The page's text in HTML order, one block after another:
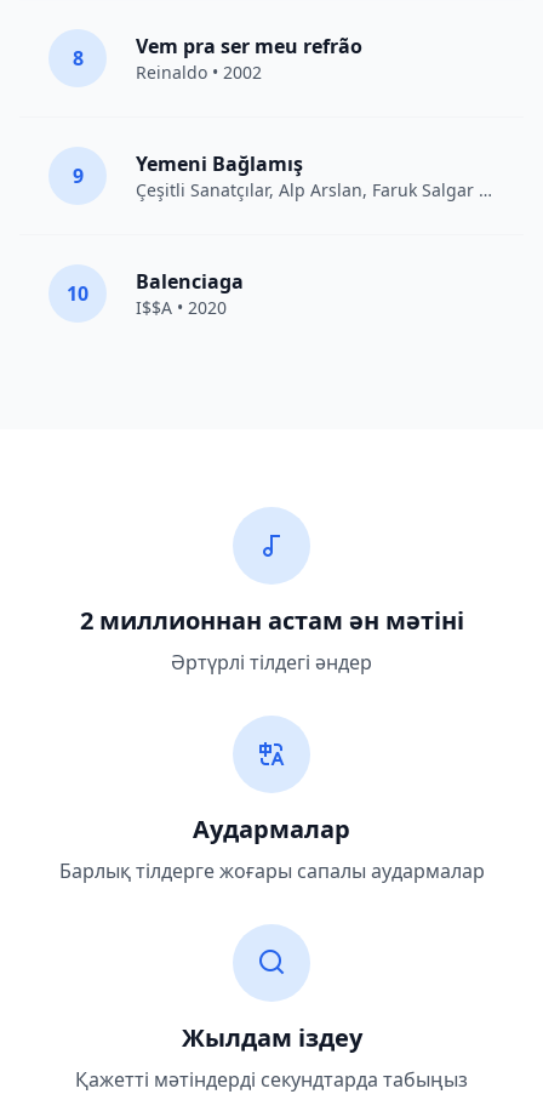
8 Vem pra ser meu refrão
Reinaldo • 2002
9 Yemeni Bağlamış
Çeşitli Sanatçılar, Alp Arslan, Faruk Salgar • 2012
10 Balenciaga
I$$A • 2020
2 миллионнан астам ән мәтіні
Әртүрлі тілдегі әндер
Аудармалар
Барлық тілдерге жоғары сапалы аудармалар
Жылдам іздеу
Қажетті мәтіндерді секундтарда табыңыз